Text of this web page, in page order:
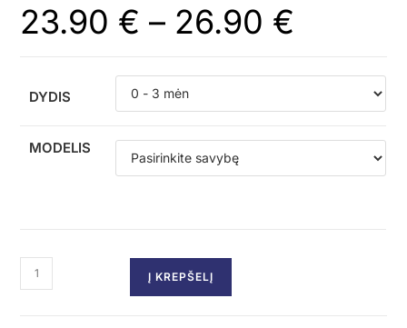
23.90 € – 26.90 €
DYDIS
MODELIS
Į KREPŠELĮ